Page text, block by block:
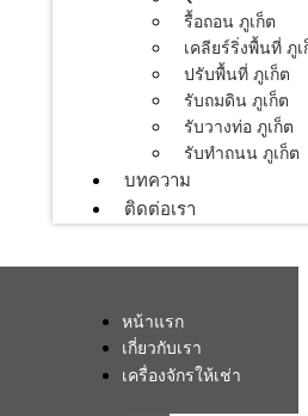
รื้อถอน ภูเก็ต
เคลียร์ริ่งพื้นที่ ภู
ปรับพื้นที่ ภูเก็ต
รับถมดิน ภูเก็ต
รับวางท่อ ภูเก็ต
รับทำถนน ภูเก็ต
บทความ
ติดต่อเรา
หน้าแรก
เกี่ยวกับเรา
เครื่องจักรให้เช่า